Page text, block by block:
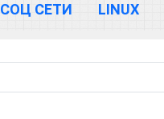
СОЦ СЕТИ LINUX